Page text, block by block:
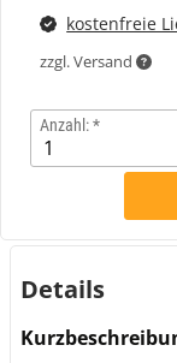
kostenfreie
zzgl. Versand
Anzahl:
Details